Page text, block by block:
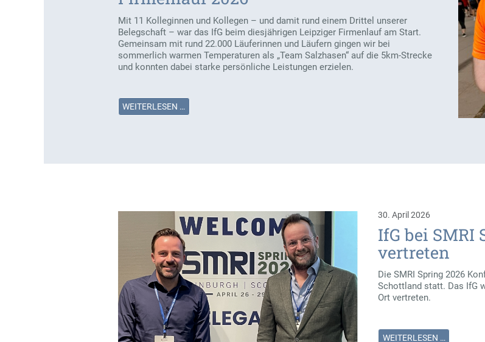
Mit 11 Kolleginnen und Kollegen – und damit rund einem Drittel unserer
Belegschaft – war das IfG beim diesjährigen Leipziger Firmenlauf am Start.
Gemeinsam mit rund 22.000 Läuferinnen und Läufern gingen wir bei
sommerlich warmen Temperaturen als „Team Salzhasen“ auf die 5km-Strecke
und konnten dabei starke persönliche Leistungen erzielen.
WEITERLESEN …
30. April 2026
IfG bei SMRI
vertreten
Die SMRI Spring 2026
Schottland statt. Das IfG
Ort vertreten.
WEITERLESEN …